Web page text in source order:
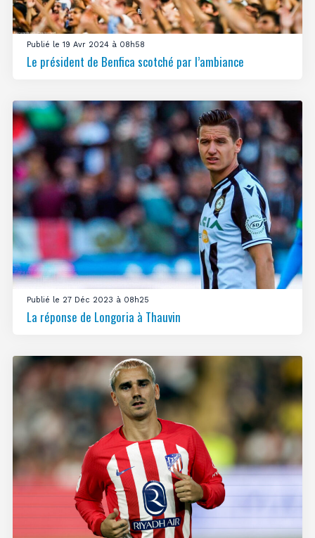
Publié le 19 Avr 2024 à 08h58
Le président de Benfica scotché par l’ambiance
Publié le 27 Déc 2023 à 08h25
La réponse de Longoria à Thauvin